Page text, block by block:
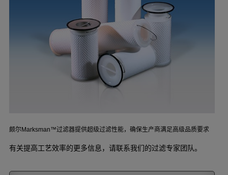
颇尔Marksman™过滤器提供超级过滤性能，确保生产商满足高级品质要求
有关提高工艺效率的更多信息，请联系我们的过滤专家团队。